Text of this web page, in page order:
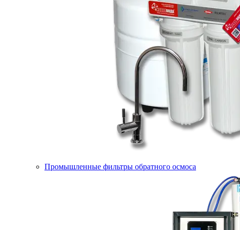
Промышленные фильтры обратного осмоса